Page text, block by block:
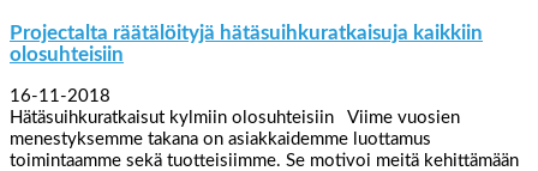
Projectalta räätälöityjä hätäsuihkuratkaisuja kaikkiin
olosuhteisiin
16-11-2018
Hätäsuihkuratkaisut kylmiin olosuhteisiin Viime vuosien
menestyksemme takana on asiakkaidemme luottamus
toimintaamme sekä tuotteisiimme. Se motivoi meitä kehittämään